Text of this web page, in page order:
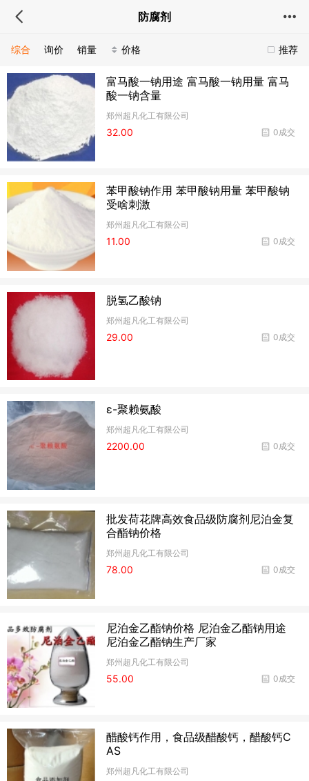
防腐剂
推荐
综合 询价 销量 价格
富马酸一钠用途 富马酸一钠用量 富马
酸一钠含量
郑州超凡化工有限公司
0成交
32.00
苯甲酸钠作用 苯甲酸钠用量 苯甲酸钠
受啥刺激
郑州超凡化工有限公司
0成交
11.00
脱氢乙酸钠
郑州超凡化工有限公司
0成交
29.00
ε-聚赖氨酸
郑州超凡化工有限公司
0成交
2200.00
批发荷花牌高效食品级防腐剂尼泊金复
合酯钠价格
郑州超凡化工有限公司
0成交
78.00
尼泊金乙酯钠价格 尼泊金乙酯钠用途
尼泊金乙酯钠生产厂家
郑州超凡化工有限公司
0成交
55.00
醋酸钙作用，食品级醋酸钙，醋酸钙C
AS
郑州超凡化工有限公司